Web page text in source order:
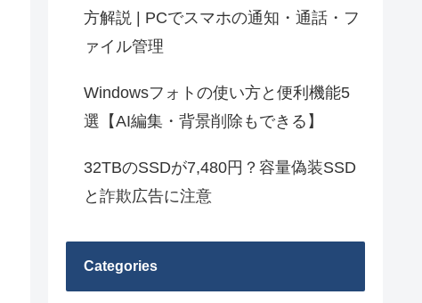
方解説 | PCでスマホの通知・通話・フ
ァイル管理
Windowsフォトの使い方と便利機能5
選【AI編集・背景削除もできる】
32TBのSSDが7,480円？容量偽装SSD
と詐欺広告に注意
Categories